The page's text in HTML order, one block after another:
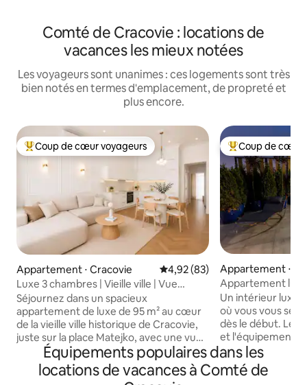
Comté de Cracovie : locations de
vacances les mieux notées
Les voyageurs sont unanimes : ces logements sont très
bien notés en termes d'emplacement, de propreté et
plus encore.
Coups de cœur voyageurs les plus appréciés
Coup de cœur voyageurs
Appartement ⋅ Cracovie Évaluation moyenne sur la
4,92 (83)
Luxe 3 chambres | Vieille ville | Vue
imprenable et climatisation
Séjournez dans un spacieux
appartement de luxe de 95 m² au cœur
de la vieille ville historique de Cracovie,
juste sur la place Matejko, avec une vue
imprenable sur une église médiévale.
Récemment rénové, il allie élégance
rétro et confort moderne. Profitez de
Coups de cœur
Coup de cœur
Appartement ⋅
Appartement
terrasse
Un intérieur
où vous vous
dès le début. Le
et l'équipement
permettront de
détendre dans
avec vue sur la
Équipements populaires dans les
locations de vacances à Comté de